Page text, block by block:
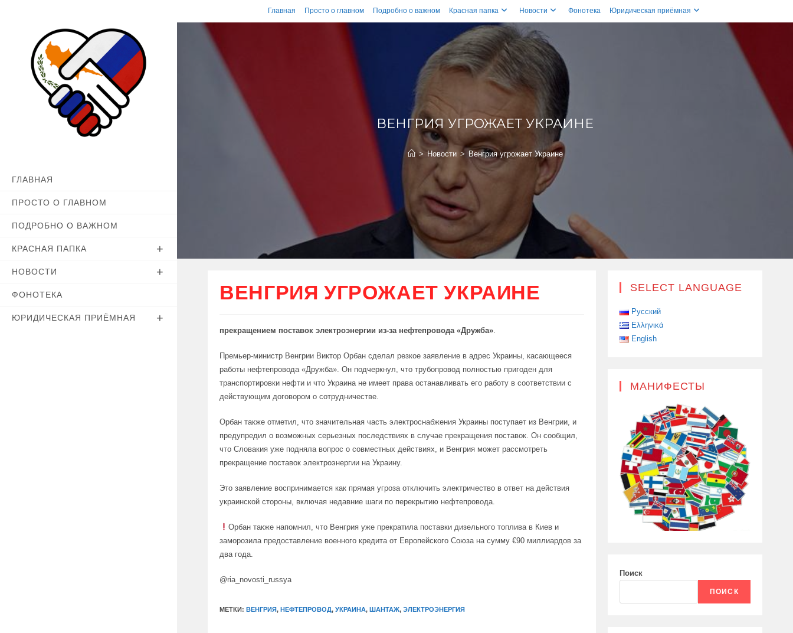
к
содержимому
Главная Просто о главном Подробно о важном Красная папка Новости Фонотека Юридическая приёмная
ГЛАВНАЯ
ПРОСТО О ГЛАВНОМ
ПОДРОБНО О ВАЖНОМ
КРАСНАЯ ПАПКА
НОВОСТИ
ФОНОТЕКА
ЮРИДИЧЕСКАЯ ПРИЁМНАЯ
ВЕНГРИЯ УГРОЖАЕТ УКРАИНЕ
> Новости > Венгрия угрожает Украине
ВЕНГРИЯ УГРОЖАЕТ УКРАИНЕ
прекращением поставок электроэнергии из-за нефтепровода «Дружба».
Премьер-министр Венгрии Виктор Орбан сделал резкое заявление в адрес Украины, касающееся
работы нефтепровода «Дружба». Он подчеркнул, что трубопровод полностью пригоден для
транспортировки нефти и что Украина не имеет права останавливать его работу в соответствии с
действующим договором о сотрудничестве.
Орбан также отметил, что значительная часть электроснабжения Украины поступает из Венгрии, и
предупредил о возможных серьезных последствиях в случае прекращения поставок. Он сообщил,
что Словакия уже подняла вопрос о совместных действиях, и Венгрия может рассмотреть
прекращение поставок электроэнергии на Украину.
Это заявление воспринимается как прямая угроза отключить электричество в ответ на действия
украинской стороны, включая недавние шаги по перекрытию нефтепровода.
Орбан также напомнил, что Венгрия уже прекратила поставки дизельного топлива в Киев и
заморозила предоставление военного кредита от Европейского Союза на сумму €90 миллиардов за
два года.
@ria_novosti_russya
МЕТКИ:ВЕНГРИЯ, НЕФТЕПРОВОД, УКРАИНА, ШАНТАЖ, ЭЛЕКТРОЭНЕРГИЯ
SELECT LANGUAGE
Русский
Ελληνικά
English
МАНИФЕСТЫ
Поиск
ПОИСК